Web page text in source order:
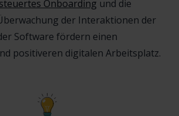
Onboarding und die
der Interaktionen der
Software fördern einen
positiveren digitalen Arbeitsplatz.